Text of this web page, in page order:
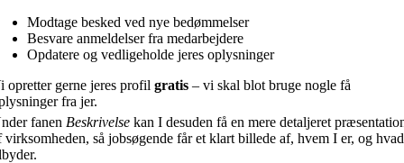
Modtage besked ved nye bedømmelser
Besvare anmeldelser fra medarbejdere
Opdatere og vedligeholde jeres oplysninger
opretter gerne jeres profilgratis – vi skal blot bruge nogle få
fra jer.
fanen Beskrivelse kan I desuden få en mere detaljeret
virksomheden, så jobsøgende får et klart billede af, hvem I er, og